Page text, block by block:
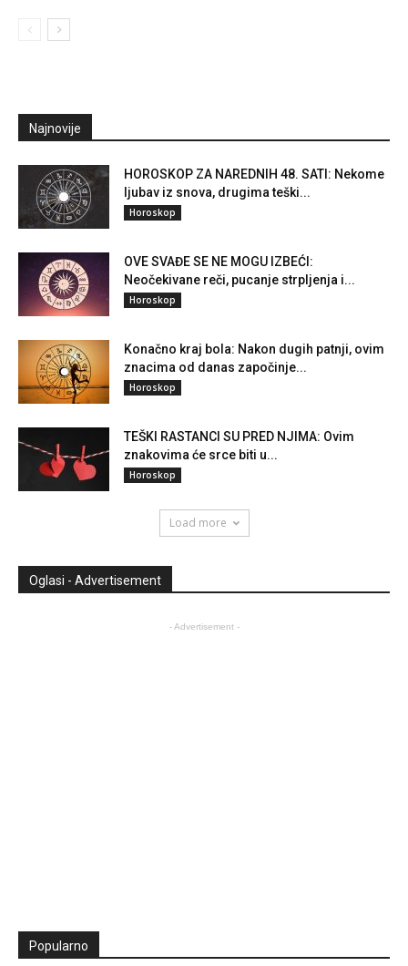
Najnovije
HOROSKOP ZA NAREDNIH 48. SATI: Nekome
ljubav iz snova, drugima teški...
Horoskop
OVE SVAĐE SE NE MOGU IZBEĆI:
Neočekivane reči, pucanje strpljenja i...
Horoskop
Konačno kraj bola: Nakon dugih patnji, ovim
znacima od danas započinje...
Horoskop
TEŠKI RASTANCI SU PRED NJIMA: Ovim
znakovima će srce biti u...
Horoskop
Load more
Oglasi - Advertisement
- Advertisement -
Popularno